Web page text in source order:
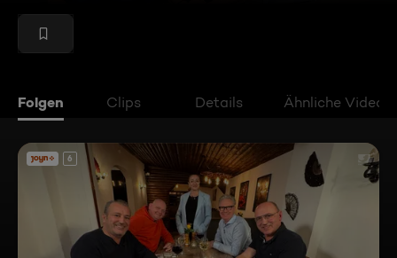
Folgen Clips Details Ähnliche Videos
6